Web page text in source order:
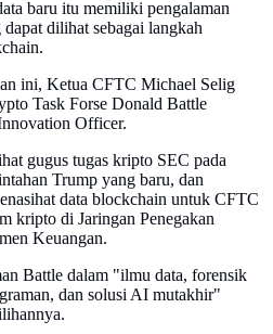
baru itu memiliki pengalaman
dilihat sebagai langkah
ini, Ketua CFTC Michael Selig
Task Forse Donald Battle
Officer.
gugus tugas kripto SEC pada
Trump yang baru, dan
data blockchain untuk CFTC
kripto di Jaringan Penegakan
Keuangan.
Battle dalam "ilmu data, forensik
dan solusi AI mutakhir"